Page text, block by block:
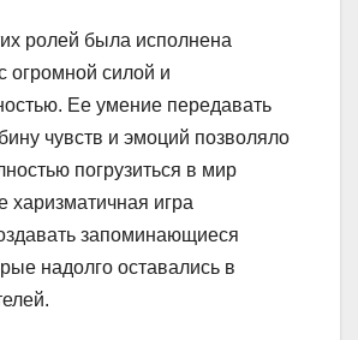
ролей была исполнена
огромной силой и
Ее умение передавать
чувств и эмоций позволяло
погрузиться в мир
харизматичная игра
запоминающиеся
надолго оставались в